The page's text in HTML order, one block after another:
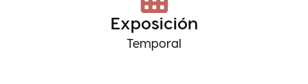
Exposición
Temporal